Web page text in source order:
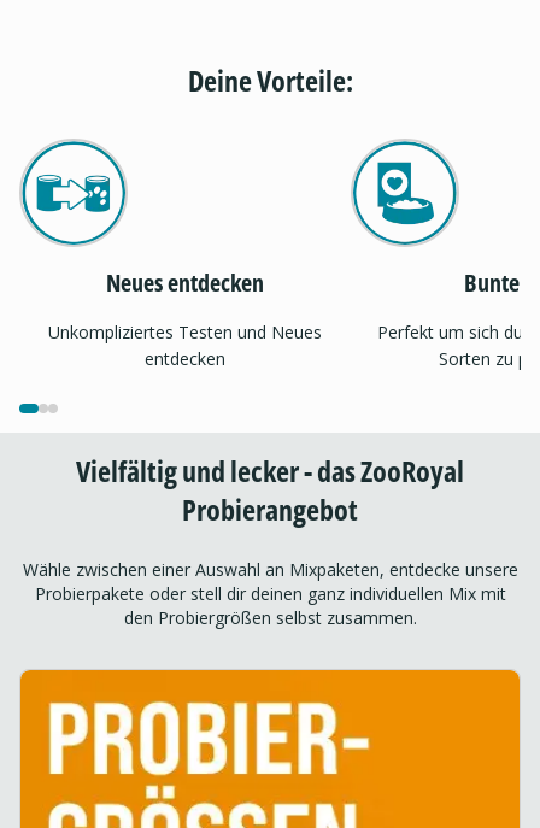
Deine Vorteile:
Neues entdecken
Unkompliziertes Testen und Neues
entdecken
Bunter
Perfekt um sich
Sorten zu
Vielfältig und lecker - das ZooRoyal
Probierangebot
Wähle zwischen einer Auswahl an Mixpaketen, entdecke unsere
Probierpakete oder stell dir deinen ganz individuellen Mix mit
den Probiergrößen selbst zusammen.